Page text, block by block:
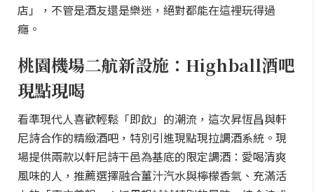
店」，不管是酒友還是樂迷，絕對都能在這裡玩得過
癮。
桃園機場二航新設施：Highball酒吧
現點現喝
看準現代人喜歡輕鬆「即飲」的潮流，這次昇恆昌與軒
尼詩合作的精緻酒吧，特別引進現點現拉調酒系統。現
場提供兩款以軒尼詩干邑為基底的限定調酒：愛喝清爽
風味的人，推薦選擇融合薑汁汽水與檸檬香氣、充滿活